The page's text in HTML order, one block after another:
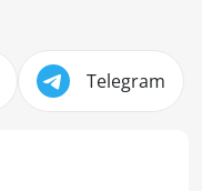
Telegram